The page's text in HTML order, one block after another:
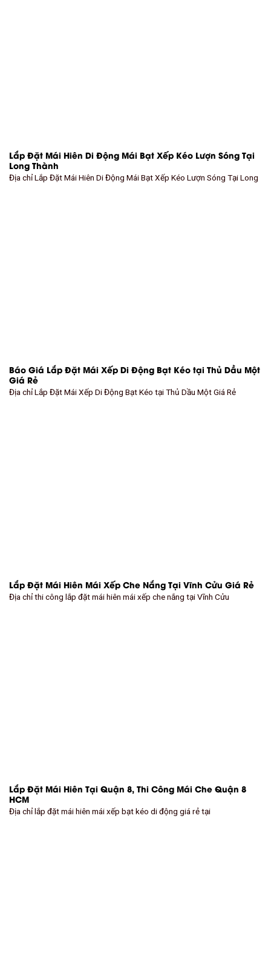
Lắp Đặt Mái Hiên Di Động Mái Bạt Xếp Kéo Lượn Sóng Tại
Long Thành
Địa chỉ Lắp Đặt Mái Hiên Di Động Mái Bạt Xếp Kéo Lượn Sóng Tại Long
Báo Giá Lắp Đặt Mái Xếp Di Động Bạt Kéo tại Thủ Dầu Một
Giá Rẻ
Địa chỉ Lắp Đặt Mái Xếp Di Động Bạt Kéo tại Thủ Dầu Một Giá Rẻ
Lắp Đặt Mái Hiên Mái Xếp Che Nắng Tại Vĩnh Cửu Giá Rẻ
Địa chỉ thi công lắp đặt mái hiên mái xếp che nắng tại Vĩnh Cửu
Lắp Đặt Mái Hiên Tại Quận 8, Thi Công Mái Che Quận 8
HCM
Địa chỉ lắp đặt mái hiên mái xếp bạt kéo di động giá rẻ tại